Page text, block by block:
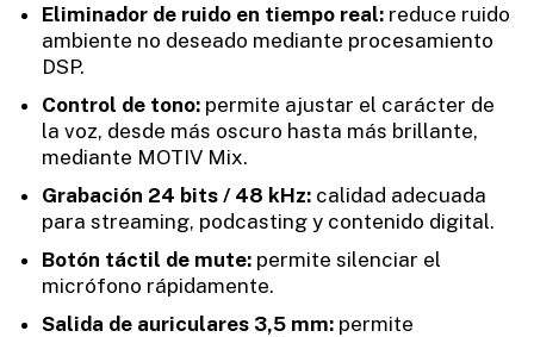
Eliminador de ruido en tiempo real: reduce ruido
ambiente no deseado mediante procesamiento
DSP.
Control de tono: permite ajustar el carácter de
la voz, desde más oscuro hasta más brillante,
mediante MOTIV Mix.
Grabación 24 bits / 48 kHz: calidad adecuada
para streaming, podcasting y contenido digital.
Botón táctil de mute: permite silenciar el
micrófono rápidamente.
Salida de auriculares 3,5 mm: permite